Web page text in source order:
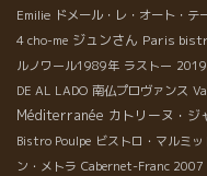
Emilie ドメール・レ・オート・テ
4 cho-me ジュンさん Paris
ルノワール1989年 ラストー
DE AL LADO 南仏プロヴァンス
Méditerranée カトリーヌ・ジ
Bistro Poulpe ビストロ・マルミッ
ン・メトラ Cabernet-Franc 2007